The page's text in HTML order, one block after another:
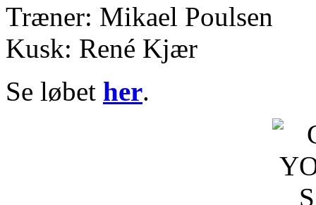
Træner: Mikael Poulsen
Kusk: René Kjær
Se løbet her.